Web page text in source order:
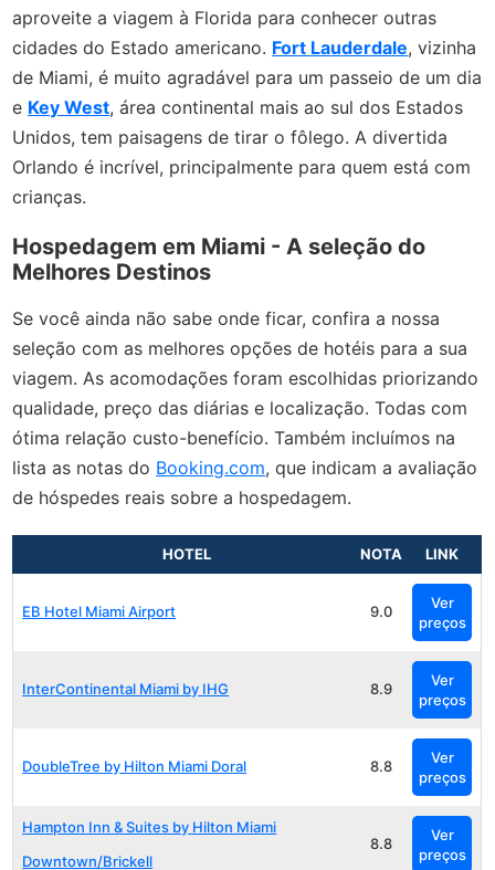
aproveite a viagem à Florida para conhecer outras
cidades do Estado americano. Fort Lauderdale, vizinha
de Miami, é muito agradável para um passeio de um dia
e Key West, área continental mais ao sul dos Estados
Unidos, tem paisagens de tirar o fôlego. A divertida
Orlando é incrível, principalmente para quem está com
crianças.
Hospedagem em Miami - A seleção do
Melhores Destinos
Se você ainda não sabe onde ficar, confira a nossa
seleção com as melhores opções de hotéis para a sua
viagem. As acomodações foram escolhidas priorizando
qualidade, preço das diárias e localização. Todas com
ótima relação custo-benefício. Também incluímos na
lista as notas do Booking.com, que indicam a avaliação
de hóspedes reais sobre a hospedagem.
HOTEL NOTA LINK
EB Hotel Miami Airport 9.0
Ver
preços
InterContinental Miami by IHG 8.9
Ver
preços
DoubleTree by Hilton Miami Doral 8.8
Ver
preços
Hampton Inn & Suites by Hilton Miami
Downtown/Brickell
8.8
Ver
preços